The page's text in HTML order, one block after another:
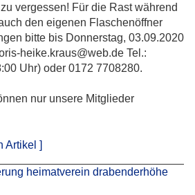
vergessen! Für die Rast während
den eigenen Flaschenöffner
bitte bis Donnerstag, 03.09.2020
heike.kraus@web.de Tel.:
Uhr) oder 0172 7708280.
nur unsere Mitglieder
Artikel ]
heimatverein drabenderhöhe